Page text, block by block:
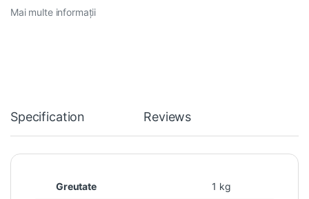
Mai multe informații
Specification Reviews
Greutate 1 kg